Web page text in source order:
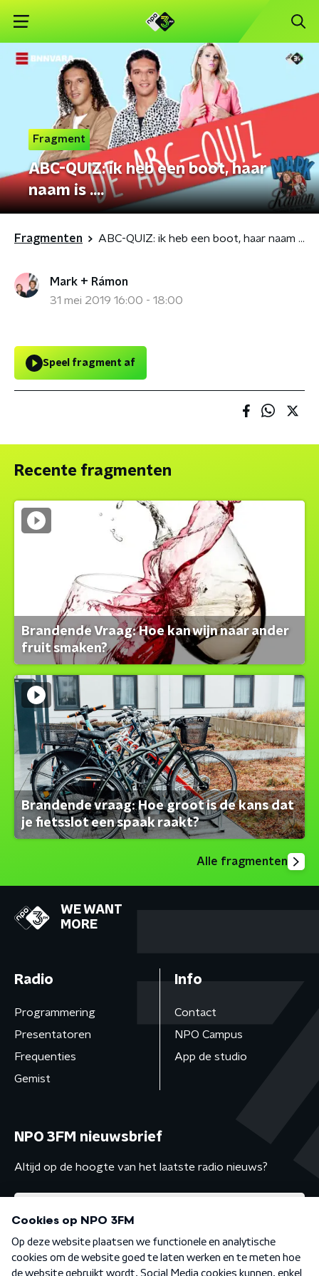
Fragment
ABC-QUIZ: ik heb een boot, haar
naam is ....
Fragmenten ABC-QUIZ: ik heb een boot, haar naam is ....
Mark + Rámon
31 mei 2019 16:00 - 18:00
Speel fragment af
Recente fragmenten
Brandende Vraag: Hoe kan wijn naar ander
fruit smaken?
Brandende vraag: Hoe groot is de kans dat
je fietsslot een spaak raakt?
Alle fragmenten
WE WANT
MORE
Radio
Programmering
Presentatoren
Frequenties
Gemist
Info
Contact
NPO Campus
App de studio
NPO 3FM nieuwsbrief
Altijd op de hoogte van het laatste radio nieuws?